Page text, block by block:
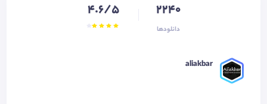
2240
دانلودها
4.6/5
aliakbar ‌‌‌